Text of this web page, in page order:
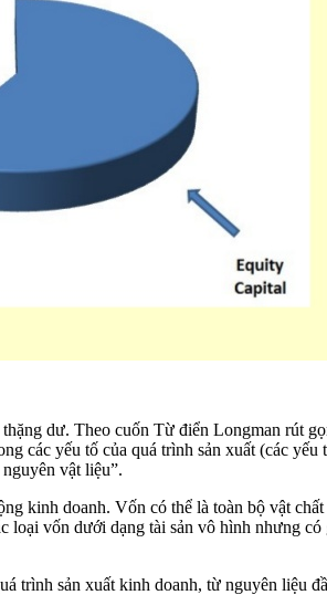
dư. Theo cuốn Từ điển Longman rút
các yếu tố của quá trình sản xuất (các
vật liệu”.
kinh doanh. Vốn có thể là toàn bộ vật
vốn dưới dạng tài sản vô hình nhưng
sản xuất kinh doanh, từ nguyên liệu